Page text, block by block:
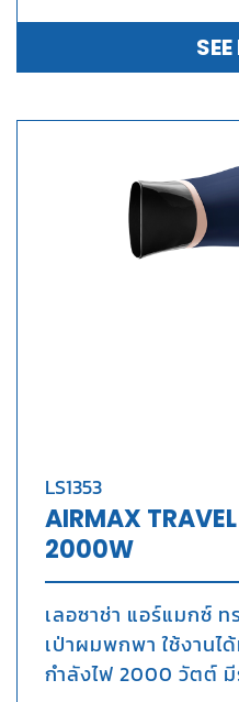
LS1353
AIRMAX
2000W
เลอซาช่า แอร์แมกซ์
เป่าผมพกพา ใช้งานไ
กำลังไฟ 2000 วัตต์